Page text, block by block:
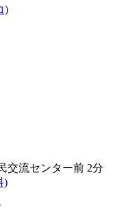
交流センター前 2分
)